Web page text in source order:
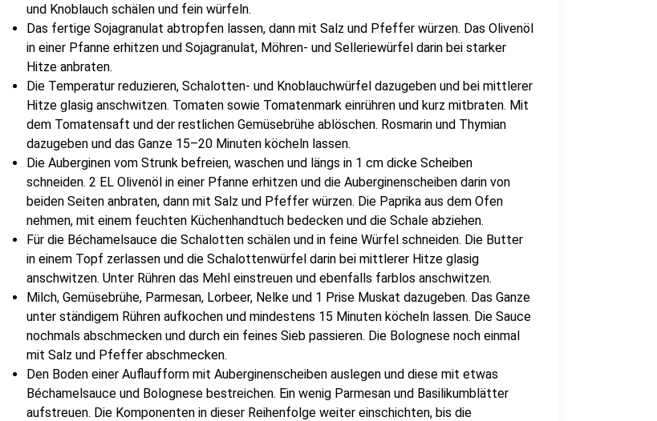
und Knoblauch schälen und fein würfeln.
Das fertige Sojagranulat abtropfen lassen, dann mit Salz und Pfeffer würzen. Das Olivenöl
in einer Pfanne erhitzen und Sojagranulat, Möhren- und Selleriewürfel darin bei starker
Hitze anbraten.
Die Temperatur reduzieren, Schalotten- und Knoblauchwürfel dazugeben und bei mittlerer
Hitze glasig anschwitzen. Tomaten sowie Tomatenmark einrühren und kurz mitbraten. Mit
dem Tomatensaft und der restlichen Gemüsebrühe ablöschen. Rosmarin und Thymian
dazugeben und das Ganze 15–20 Minuten köcheln lassen.
Die Auberginen vom Strunk befreien, waschen und längs in 1 cm dicke Scheiben
schneiden. 2 EL Olivenöl in einer Pfanne erhitzen und die Auberginenscheiben darin von
beiden Seiten anbraten, dann mit Salz und Pfeffer würzen. Die Paprika aus dem Ofen
nehmen, mit einem feuchten Küchenhandtuch bedecken und die Schale abziehen.
Für die Béchamelsauce die Schalotten schälen und in feine Würfel schneiden. Die Butter
in einem Topf zerlassen und die Schalottenwürfel darin bei mittlerer Hitze glasig
anschwitzen. Unter Rühren das Mehl einstreuen und ebenfalls farblos anschwitzen.
Milch, Gemüsebrühe, Parmesan, Lorbeer, Nelke und 1 Prise Muskat dazugeben. Das Ganze
unter ständigem Rühren aufkochen und mindestens 15 Minuten köcheln lassen. Die Sauce
nochmals abschmecken und durch ein feines Sieb passieren. Die Bolognese noch einmal
mit Salz und Pfeffer abschmecken.
Den Boden einer Auflaufform mit Auberginenscheiben auslegen und diese mit etwas
Béchamelsauce und Bolognese bestreichen. Ein wenig Parmesan und Basilikumblätter
aufstreuen. Die Komponenten in dieser Reihenfolge weiter einschichten, bis die